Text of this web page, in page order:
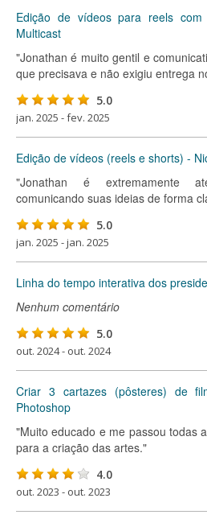
Edição de vídeos para reels
Multicast
"Jonathan é muito gentil e
que precisava e não exigiu entrega
5.0
jan. 2025 - fev. 2025
Edição de vídeos (reels e shorts) -
"Jonathan é extremamente
comunicando suas ideias de forma
5.0
jan. 2025 - jan. 2025
Linha do tempo interativa dos
Nenhum comentário
5.0
out. 2024 - out. 2024
Criar 3 cartazes (pôsteres) de
Photoshop
"Muito educado e me passou todas
para a criação das artes."
4.0
out. 2023 - out. 2023